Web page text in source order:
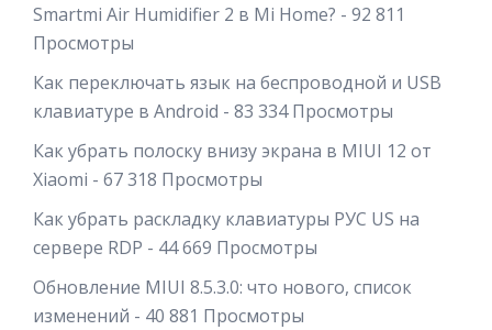
Smartmi Air Humidifier 2 в Mi Home? - 92 811
Просмотры
Как переключать язык на беспроводной и USB
клавиатуре в Android - 83 334 Просмотры
Как убрать полоску внизу экрана в MIUI 12 от
Xiaomi - 67 318 Просмотры
Как убрать раскладку клавиатуры РУС US на
сервере RDP - 44 669 Просмотры
Обновление MIUI 8.5.3.0: что нового, список
изменений - 40 881 Просмотры